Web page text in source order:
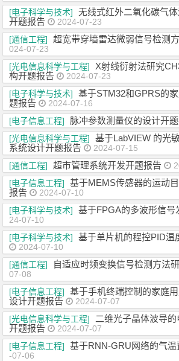
[电子科学与技术]
无线式红外二氧化碳气
开题报告
2024-07-23
[通信工程]
超宽带穿墙雷达微弱信号检测
024-07-23
[光电信息科学与工程]
X射线衍射法研究
构开题报告
2024-07-23
[电子科学与技术]
基于STM32和GPRS的
题报告
2024-07-16
[电子信息工程]
脉冲参数测量仪的设计开
[光电信息科学与工程]
基于LabVIEW 的光
系统设计开题报告
2024-07-15
[通信工程]
超市管理系统开发开题报告
[电子信息工程]
基于MEMS传感器的运动
报告
2024-07-10
[电子科学与技术]
基于FPGA的多波形信号
24-07-10
[电子科学与技术]
基于单片机的程控PID温
2024-07-10
[通信工程]
自适应时频变换信号检测方法
07-08
[电子信息工程]
基于手机终端控制的家庭
设计开题报告
2024-07-07
[光电信息科学与工程]
二维光子晶体波导
开题报告
2024-07-07
[电子信息工程]
基于RNN-GRU网络的气温
-07-06